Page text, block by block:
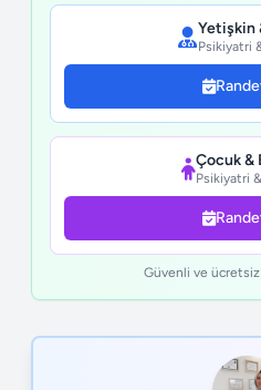
Yetişkin
Psikiyatri
Çocuk &
Psikiyatri
Güvenli ve